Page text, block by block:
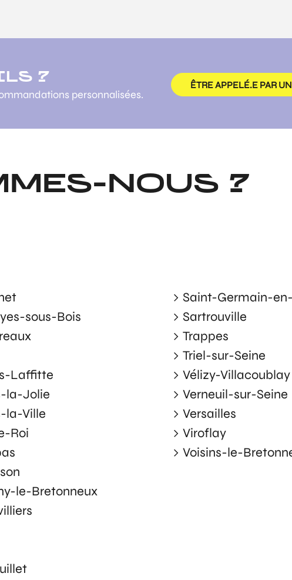
?
personnalisées.
ÊTRE APPELÉ.E PAR
NOUS ?
sous-Bois
Laffitte
la-Jolie
la-Ville
Roi
le-Bretonneux
Saint-Germain-
Sartrouville
Trappes
Triel-sur-Seine
Vélizy-Villacoublay
Verneuil-sur-Seine
Versailles
Viroflay
Voisins-le-